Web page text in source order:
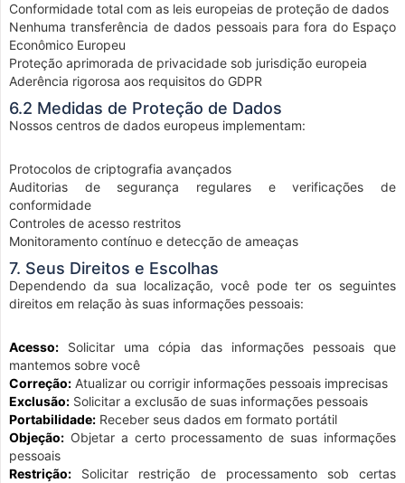
Conformidade total com as leis europeias de proteção de dados
Nenhuma transferência de dados pessoais para fora do Espaço
Econômico Europeu
Proteção aprimorada de privacidade sob jurisdição europeia
Aderência rigorosa aos requisitos do GDPR
6.2 Medidas de Proteção de Dados
Nossos centros de dados europeus implementam:
Protocolos de criptografia avançados
Auditorias de segurança regulares e verificações de
conformidade
Controles de acesso restritos
Monitoramento contínuo e detecção de ameaças
7. Seus Direitos e Escolhas
Dependendo da sua localização, você pode ter os seguintes
direitos em relação às suas informações pessoais:
Acesso: Solicitar uma cópia das informações pessoais que
mantemos sobre você
Correção: Atualizar ou corrigir informações pessoais imprecisas
Exclusão: Solicitar a exclusão de suas informações pessoais
Portabilidade: Receber seus dados em formato portátil
Objeção: Objetar a certo processamento de suas informações
pessoais
Restrição: Solicitar restrição de processamento sob certas